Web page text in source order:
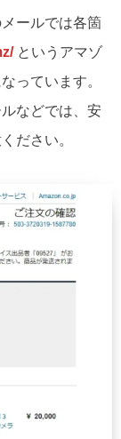
ールでは各箇
というアマゾ
っています。
などでは、安
ださい。